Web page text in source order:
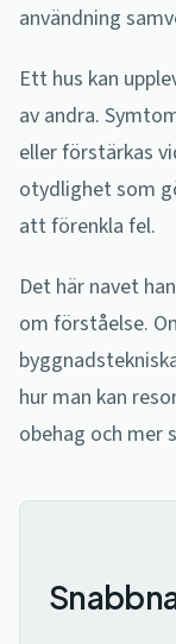
användning
Ett hus kan
av andra.
eller förstärkas
otydlighet som
att förenkla fel.
Det här navet
om förståelse.
hur man kan
obehag och mer